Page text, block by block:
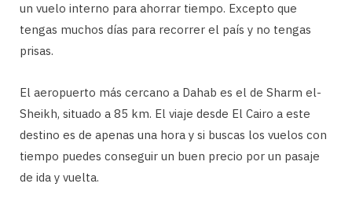
un vuelo interno para ahorrar tiempo. Excepto que
tengas muchos días para recorrer el país y no tengas
prisas.
El aeropuerto más cercano a Dahab es el de Sharm el-
Sheikh, situado a 85 km. El viaje desde El Cairo a este
destino es de apenas una hora y si buscas los vuelos con
tiempo puedes conseguir un buen precio por un pasaje
de ida y vuelta.